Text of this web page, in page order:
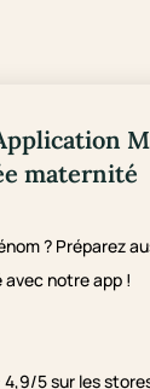
maternité
? Préparez
avec notre app !
4,9/5 sur les